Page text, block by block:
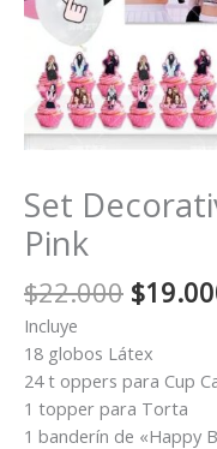
Set
Pink
$22.000 El
original
era:
$
Incluye
18 globos Látex
24 t oppers para Cup
1 topper para Torta
1 banderín de «Happy